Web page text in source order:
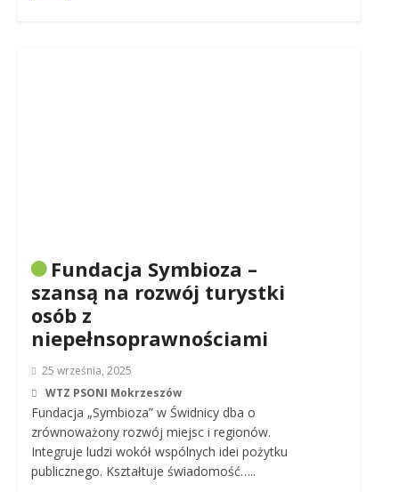
Fundacja Symbioza –
szansą na rozwój turystki
osób z
niepełnsoprawnościami
25 września, 2025
WTZ PSONI Mokrzeszów
Fundacja „Symbioza” w Świdnicy dba o
zrównoważony rozwój miejsc i regionów.
Integruje ludzi wokół wspólnych idei pożytku
publicznego. Kształtuje świadomość…..